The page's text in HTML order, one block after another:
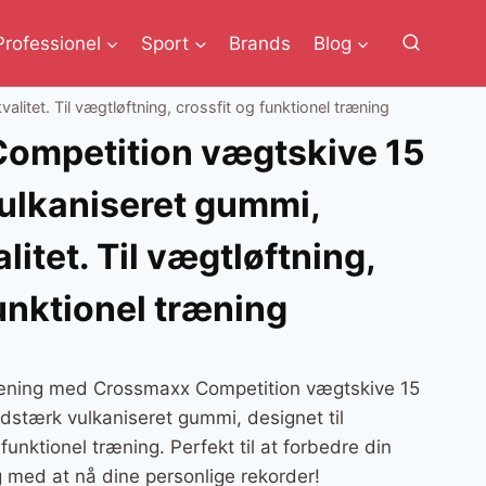
Sport Brands Blog
Til vægtløftning, crossfit og funktionel træning
vægtskive 15
gummi,
Til vægtløftning,
træning
med Crossmaxx Competition vægtskive 15
vulkaniseret gummi, designet til
træning. Perfekt til at forbedre din
at nå dine personlige rekorder!